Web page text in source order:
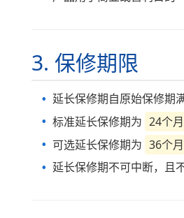
3. 保修期限
延长保修期自原始保修期
标准延长保修期为
24个月
可选延长保修期为
36个月
延长保修期不可中断，且